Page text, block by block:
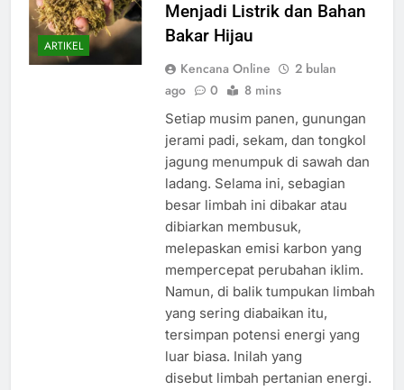
ARTIKEL
Menjadi Listrik dan Bahan
Bakar Hijau
Kencana Online
2 bulan
ago
0 8 mins
Setiap musim panen, gunungan
jerami padi, sekam, dan tongkol
jagung menumpuk di sawah dan
ladang. Selama ini, sebagian
besar limbah ini dibakar atau
dibiarkan membusuk,
melepaskan emisi karbon yang
mempercepat perubahan iklim.
Namun, di balik tumpukan limbah
yang sering diabaikan itu,
tersimpan potensi energi yang
luar biasa. Inilah yang
disebut limbah pertanian energi.